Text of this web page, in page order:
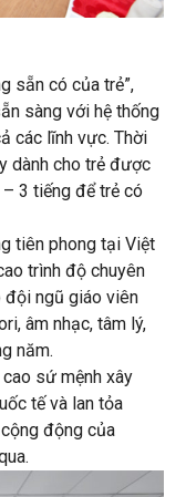
sẵn có của trẻ”,
sàng với hệ thống
các lĩnh vực. Thời
dành cho trẻ được
3 tiếng để trẻ có
tiên phong tại Việt
trình độ chuyên
đội ngũ giáo viên
âm nhạc, tâm lý,
năm.
sứ mệnh xây
tế và lan tỏa
động của